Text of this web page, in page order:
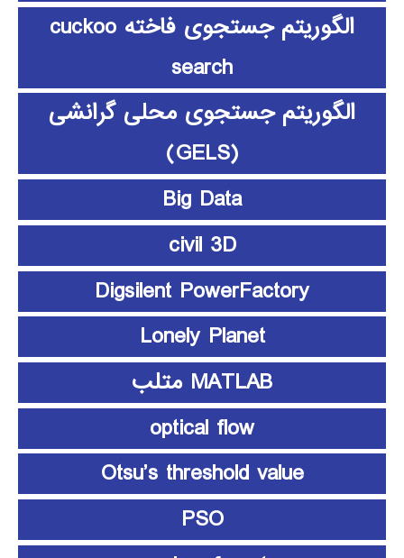
الگوریتم جستجوی فاخته cuckoo
search
الگوریتم جستجوی محلی گرانشی
(GELS)
Big Data
civil 3D
Digsilent PowerFactory
Lonely Planet
MATLAB متلب
optical flow
Otsu’s threshold value
PSO